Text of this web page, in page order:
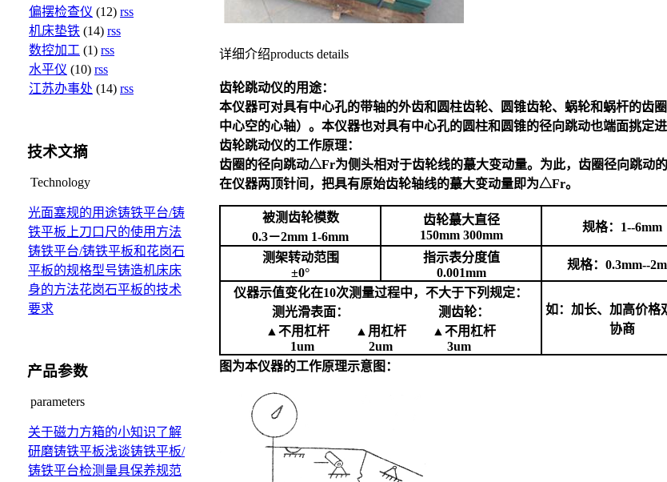
偏摆检查仪 (12) rss
机床垫铁 (14) rss
数控加工 (1) rss
水平仪 (10) rss
江苏办事处 (14) rss
技术文摘
Technology
光面塞规的用途铸铁平台/铸
铁平板上刀口尺的使用方法
铸铁平台/铸铁平板和花岗石
平板的规格型号铸造机床床
身的方法花岗石平板的技术
要求
产品参数
parameters
关于磁力方箱的小知识了解
研磨铸铁平板浅谈铸铁平板/
铸铁平台检测量具保养规范
详细介绍products details
齿轮跳动仪的用途：
本仪器可对具有中心孔的带轴的外齿和圆柱齿轮、圆锥齿轮、蜗轮和蜗杆的齿
中心空的心轴）。本仪器也对具有中心孔的圆柱和圆锥的径向跳动也端面挑定进
齿轮跳动仪的工作原理：
齿圈的径向跳动△Fr为侧头相对于齿轮线的蕞大变动量。为此，齿圈径向跳动
在仪器两顶针间，把具有原始齿轮轴线的蕞大变动量即为△Fr。
被测齿轮模数
0.3－2mm 1-6mm
齿轮蕞大直径
150mm 300mm
规格：1--6mm
测架转动范围
±0°
指示表分度值
0.001mm
规格：0.3mm--
仪器示值变化在10次测量过程中，不大于下列规定：
测光滑表面： 测齿轮：
▲不用杠杆 ▲用杠杆 ▲不用杠杆
1um 2um 3um
如：加长、加高价格
协商
图为本仪器的工作原理示意图：